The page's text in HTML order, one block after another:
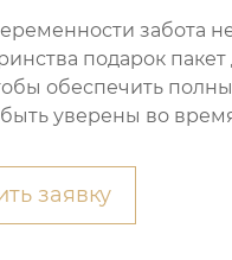
забота
подарок пакет
обеспечить
уверены во
заявку